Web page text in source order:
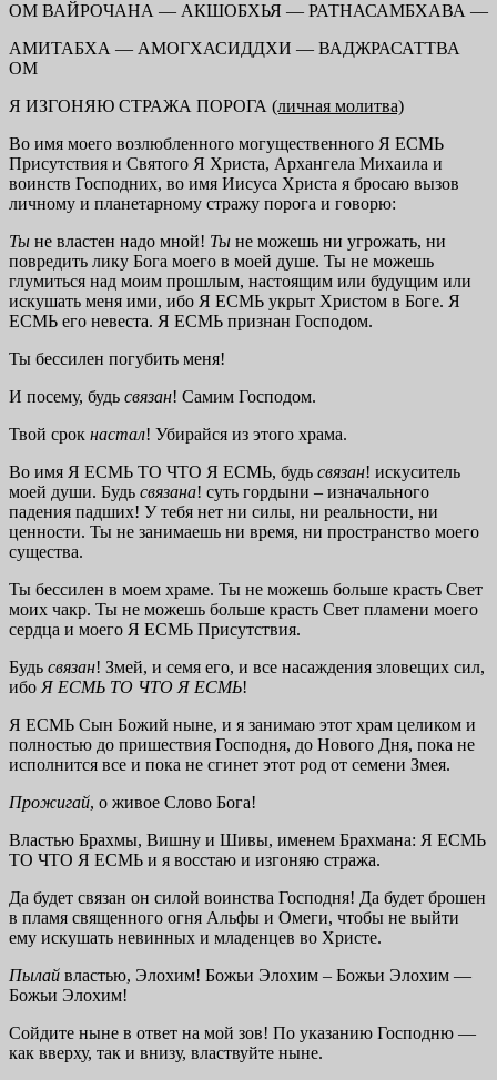
ОМ ВАЙРОЧАНА — АКШОБХЬЯ — РАТНАСАМБХАВА —
АМИТАБХА — АМОГХАСИДДХИ — ВАДЖРАСАТТВА
ОМ
Я ИЗГОНЯЮ СТРАЖА ПОРОГА (личная молитва)
Во имя моего возлюбленного могущественного Я ЕСМЬ
Присутствия и Святого Я Христа, Архангела Михаила и
воинств Господних, во имя Иисуса Христа я бросаю вызов
личному и планетарному стражу порога и говорю:
Ты не властен надо мной! Ты не можешь ни угрожать, ни
повредить лику Бога моего в моей душе. Ты не можешь
глумиться над моим прошлым, настоящим или будущим или
искушать меня ими, ибо Я ЕСМЬ укрыт Христом в Боге. Я
ЕСМЬ его невеста. Я ЕСМЬ признан Господом.
Ты бессилен погубить меня!
И посему, будь связан! Самим Господом.
Твой срок настал! Убирайся из этого храма.
Во имя Я ЕСМЬ ТО ЧТО Я ЕСМЬ, будь связан! искуситель
моей души. Будь связана! суть гордыни – изначального
падения падших! У тебя нет ни силы, ни реальности, ни
ценности. Ты не занимаешь ни время, ни пространство моего
существа.
Ты бессилен в моем храме. Ты не можешь больше красть Свет
моих чакр. Ты не можешь больше красть Свет пламени моего
сердца и моего Я ЕСМЬ Присутствия.
Будь связан! Змей, и семя его, и все насаждения зловещих сил,
ибоЯ ЕСМЬ ТО ЧТО Я ЕСМЬ!
Я ЕСМЬ Сын Божий ныне, и я занимаю этот храм целиком и
полностью до пришествия Господня, до Нового Дня, пока не
исполнится все и пока не сгинет этот род от семени Змея.
Прожигай, о живое Слово Бога!
Властью Брахмы, Вишну и Шивы, именем Брахмана: Я ЕСМЬ
ТО ЧТО Я ЕСМЬ и я восстаю и изгоняю стража.
Да будет связан он силой воинства Господня! Да будет брошен
в пламя священного огня Альфы и Омеги, чтобы не выйти
ему искушать невинных и младенцев во Христе.
Пылай властью, Элохим! Божьи Элохим – Божьи Элохим —
Божьи Элохим!
Сойдите ныне в ответ на мой зов! По указанию Господню —
как вверху, так и внизу, властвуйте ныне.